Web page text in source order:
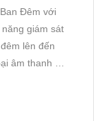
Đêm với
giám sát
lên đến
âm thanh 2